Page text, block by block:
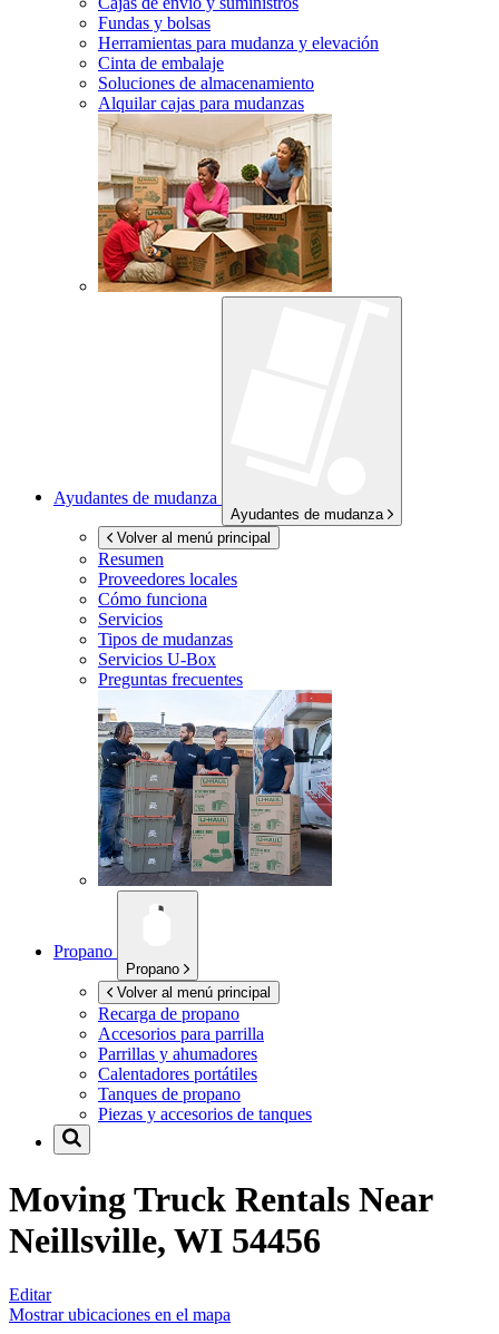
Fundas y bolsas
Herramientas para mudanza y elevación
Cinta de embalaje
Soluciones de almacenamiento
Alquilar cajas para mudanzas
Ayudantes de mudanza
Ayudantes de mudanza
Volver al menú principal
Resumen
Proveedores locales
Cómo funciona
Servicios
Tipos de mudanzas
Servicios U-Box
Preguntas frecuentes
Propano
Propano
Volver al menú principal
Recarga de propano
Accesorios para parrilla
Parrillas y ahumadores
Calentadores portátiles
Tanques de propano
Piezas y accesorios de tanques
Moving Truck Rentals Near
Neillsville, WI 54456
Editar
Mostrar ubicaciones en el mapa